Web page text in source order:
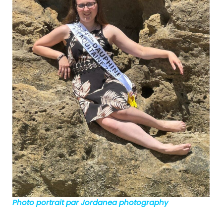
Photo portrait par Jordanea photography